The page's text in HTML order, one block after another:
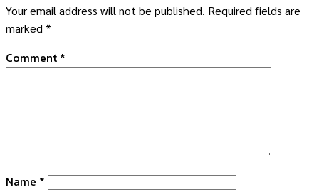
Your email address will not be published. Required fields are
marked *
Comment *
Name *